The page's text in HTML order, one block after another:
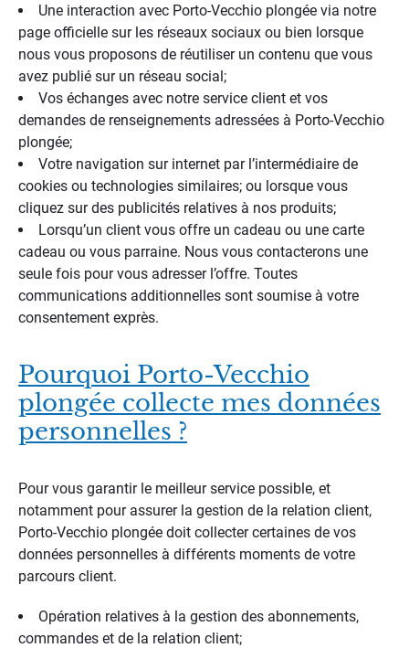
Une interaction avec Porto-Vecchio plongée via notre
page officielle sur les réseaux sociaux ou bien lorsque
nous vous proposons de réutiliser un contenu que vous
avez publié sur un réseau social;
Vos échanges avec notre service client et vos
demandes de renseignements adressées à Porto-Vecchio
plongée;
Votre navigation sur internet par l’intermédiaire de
cookies ou technologies similaires; ou lorsque vous
cliquez sur des publicités relatives à nos produits;
Lorsqu’un client vous offre un cadeau ou une carte
cadeau ou vous parraine. Nous vous contacterons une
seule fois pour vous adresser l’offre. Toutes
communications additionnelles sont soumise à votre
consentement exprès.
Pourquoi Porto-Vecchio
plongée collecte mes données
personnelles ?
Pour vous garantir le meilleur service possible, et
notamment pour assurer la gestion de la relation client,
Porto-Vecchio plongée doit collecter certaines de vos
données personnelles à différents moments de votre
parcours client.
Opération relatives à la gestion des abonnements,
commandes et de la relation client;